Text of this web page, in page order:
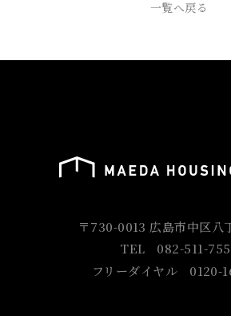
一覧へ戻る
〒730-0013 広島市中区八
TEL
082-511-
フリーダイヤル
0120-